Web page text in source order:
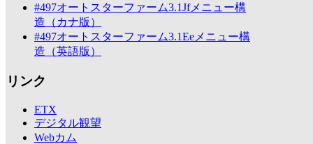
#497オートスターファーム3.1Jfメニュー構
造（カナ版）
#497オートスターファーム3.1Eeメニュー構
造（英語版）
リンク
ETX
デジタル観望
Webカム